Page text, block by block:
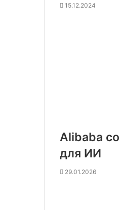
15.12.2024
Alibaba
для ИИ
29.01.2026